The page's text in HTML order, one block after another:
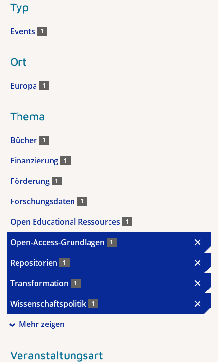
Typ
Events 1
Ort
Europa 1
Thema
Bücher 1
Finanzierung 1
Förderung 1
Forschungsdaten 1
Open Educational Ressources 1
Open-Access-Grundlagen 1
Repositorien 1
Transformation 1
Wissenschaftspolitik 1
Mehr zeigen
Veranstaltungsart